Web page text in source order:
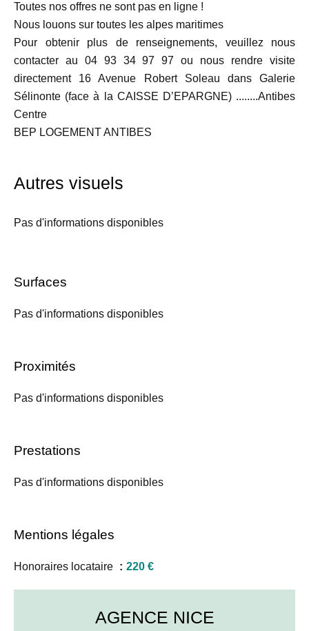
Toutes nos offres ne sont pas en ligne !
Nous louons sur toutes les alpes maritimes
Pour obtenir plus de renseignements, veuillez nous
contacter au 04 93 34 97 97 ou nous rendre visite
directement 16 Avenue Robert Soleau dans Galerie
Sélinonte (face à la CAISSE D’EPARGNE) ........Antibes
Centre
BEP LOGEMENT ANTIBES
Autres visuels
Pas d'informations disponibles
Surfaces
Pas d'informations disponibles
Proximités
Pas d'informations disponibles
Prestations
Pas d'informations disponibles
Mentions légales
Honoraires locataire 220 €
AGENCE NICE